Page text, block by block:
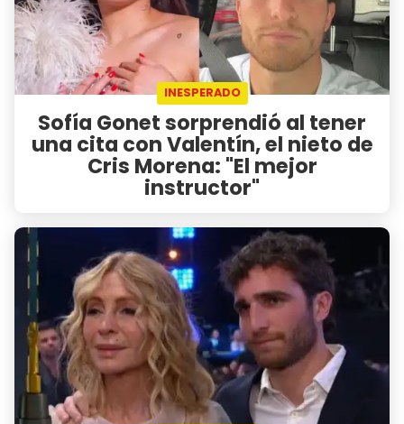
INESPERADO
Sofía Gonet sorprendió al tener
una cita con Valentín, el nieto de
Cris Morena: "El mejor
instructor"